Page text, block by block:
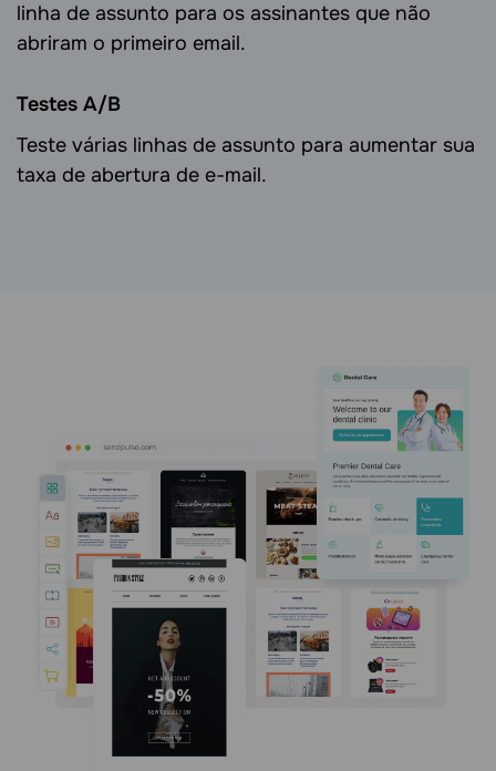
linha de assunto para os assinantes que não
abriram o primeiro email.
Testes А/B
Teste várias linhas de assunto para aumentar sua
taxa de abertura de e-mail.